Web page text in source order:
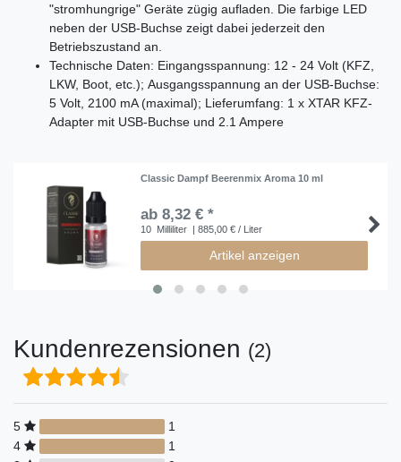
"stromhungrige" Geräte zügig aufladen. Die farbige LED
neben der USB-Buchse zeigt dabei jederzeit den
Betriebszustand an.
Technische Daten: Eingangsspannung: 12 - 24 Volt (KFZ,
LKW, Boot, etc.); Ausgangsspannung an der USB-Buchse:
5 Volt, 2100 mA (maximal); Lieferumfang: 1 x XTAR KFZ-
Adapter mit USB-Buchse und 2.1 Ampere
Classic Dampf Beerenmix Aroma 10 ml
ab 8,32 € *
10 Milliliter | 885,00 € / Liter
Artikel anzeigen
Kundenrezensionen (2)
5
1
4
1